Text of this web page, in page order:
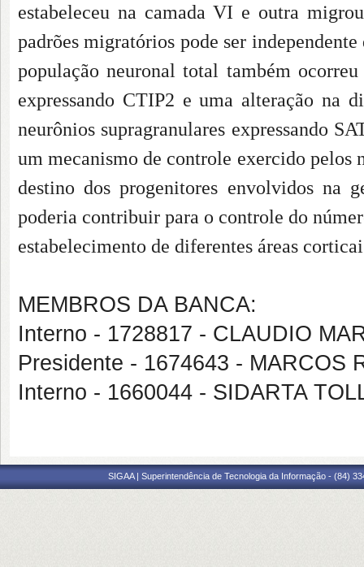
estabeleceu na camada VI e outra
padrões migratórios pode ser
população neuronal total também
expressando CTIP2 e uma alteração na
neurônios supragranulares expressando
um mecanismo de controle exercido pelos
destino dos progenitores envolvidos na
poderia contribuir para o controle do
estabelecimento de diferentes áreas
MEMBROS DA BANCA:
Interno - 1728817 - CLAUDIO
Presidente - 1674643 - MARCOS
Interno - 1660044 - SIDARTA
SIGAA | Superintendência de Tecnologia da Informação - (84)